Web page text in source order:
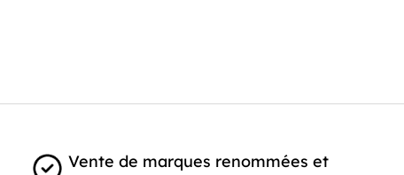
Vente de marques renommées et